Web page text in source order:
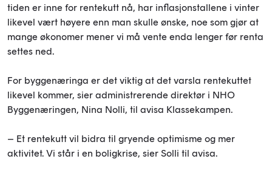
tiden er inne for rentekutt nå, har inflasjonstallene i vinter
likevel vært høyere enn man skulle ønske, noe som gjør at
mange økonomer mener vi må vente enda lenger før renta
settes ned.
For byggenæringa er det viktig at det varsla rentekuttet
likevel kommer, sier administrerende direktør i NHO
Byggenæringen, Nina Nolli, til avisa Klassekampen.
– Et rentekutt vil bidra til gryende optimisme og mer
aktivitet. Vi står i en boligkrise, sier Solli til avisa.